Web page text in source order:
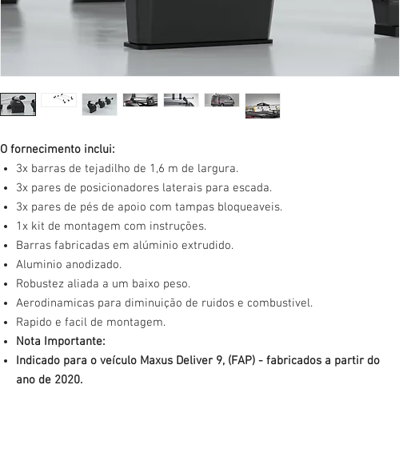
O fornecimento inclui:
3x barras de tejadilho de 1,6 m de largura.
3x pares de posicionadores laterais para escada.
3x pares de pés de apoio com tampas bloqueaveis.
1x kit de montagem com instruções.
Barras fabricadas em alúminio extrudido.
Aluminio anodizado.
Robustez aliada a um baixo peso.
Aerodinamicas para diminuição de ruidos e combustivel.
Rapido e facil de montagem.
Nota Importante:
Indicado para o veículo Maxus Deliver 9, (FAP) - fabricados a partir do
ano de 2020.